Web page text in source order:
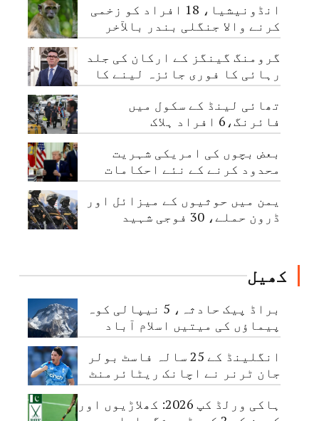
انڈونیشیا، 18 افراد کو زخمی
کرنے والا جنگلی بندر بالآخر
قابو کرلیا گیا
گرومنگ گینگز کے ارکان کی جلد
رہائی کا فوری جائزہ لینے کا
حکم
تھائی لینڈ کے سکول میں
فائرنگ،6 افراد ہلاک
بعض بچوں کی امریکی شہریت
محدود کرنے کے نئے احکامات
جاری
یمن میں حوثیوں کے میزائل اور
ڈرون حملے، 30 فوجی شہید
کھیل
براڈ پیک حادثہ، 5 نیپالی کوہ
پیماؤں کی میتیں اسلام آباد
پہنچا دی گئیں
انگلینڈ کے 25 سالہ فاسٹ بولر
جان ٹرنر نے اچانک ریٹائرمنٹ
لے لی
ہاکی ورلڈ کپ 2026: کھلاڑیوں اور